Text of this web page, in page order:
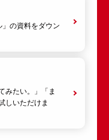
の資料をダウン
みたい。」「ま
しいただけま